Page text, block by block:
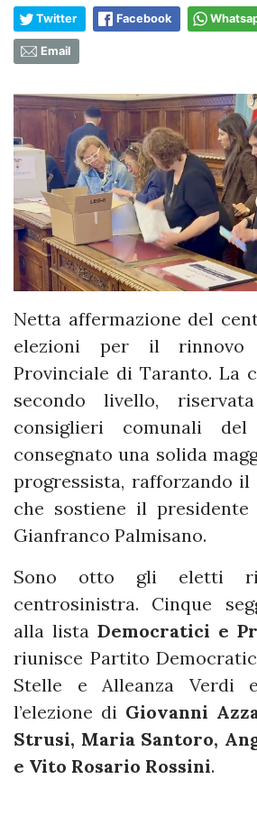
Twitter Facebook
Email
Netta affermazione del
elezioni per il rinnovo
Provinciale di Taranto. La
secondo livello,
consiglieri comunali
consegnato una solida
progressista, rafforzando
che sostiene il presidente
Gianfranco Palmisano.
Sono otto gli eletti
centrosinistra. Cinque
alla lista Democratici e
riunisce Partito
Stelle e Alleanza Verdi
l’elezione di Giovanni
Strusi, Maria Santoro,
e Vito Rosario Rossini.